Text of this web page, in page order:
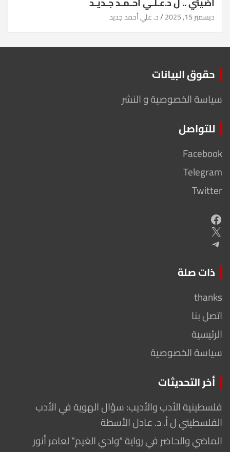
ديسمبر 15, 2025 د. علي أحمد جديد
حقوق البيانات
سياسة الخصوصية و النشر
للتواصل
Facebook
Telegram
Twitter
Facebook
X
Telegram
ذات صلة
thanks
اتصل بنا
الرئيسية
سياسة الخصوصية
أخر التحديثات
فلسطينية الأدب والأديب: سؤال الهوية في الأدب
الفلسطيني ل أ. د. عادل الأسطة
الماضي والحاضر في رواية “وادي الغيم” لعامر أنور